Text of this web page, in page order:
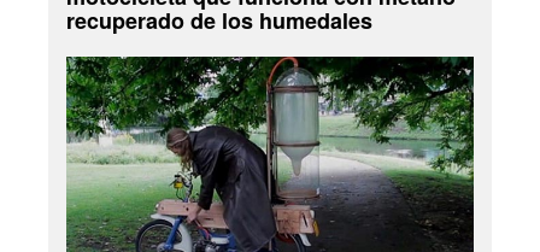
recuperado de los humedales